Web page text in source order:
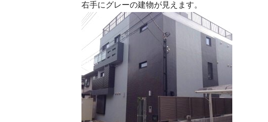
右手にグレーの建物が見えます。